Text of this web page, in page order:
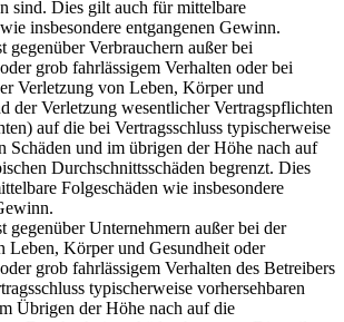
sind. Dies gilt auch für mittelbare
insbesondere entgangenen Gewinn.
gegenüber Verbrauchern außer bei
grob fahrlässigem Verhalten oder bei
Verletzung von Leben, Körper und
der Verletzung wesentlicher Vertragspflichten
auf die bei Vertragsschluss typischerweise
Schäden und im übrigen der Höhe nach auf
Durchschnittsschäden begrenzt. Dies
Folgeschäden wie insbesondere
gegenüber Unternehmern außer bei der
Leben, Körper und Gesundheit oder
grob fahrlässigem Verhalten des Betreibers
typischerweise vorhersehbaren
Übrigen der Höhe nach auf die